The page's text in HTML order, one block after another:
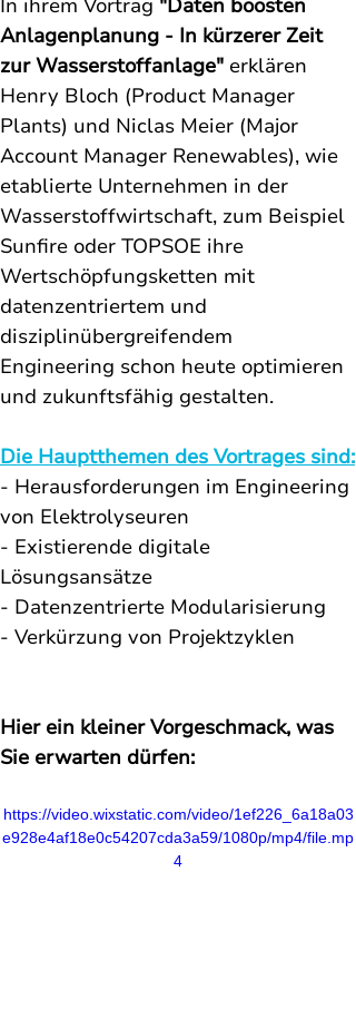
In ihrem Vortrag "Daten boosten
Anlagenplanung - In kürzerer Zeit
zur Wasserstoffanlage" erklären
Henry Bloch (Product Manager
Plants) und Niclas Meier (Major
Account Manager Renewables), wie
etablierte Unternehmen in der
Wasserstoffwirtschaft, zum Beispiel
Sunfire oder TOPSOE ihre
Wertschöpfungsketten mit
datenzentriertem und
disziplinübergreifendem
Engineering schon heute optimieren
und zukunftsfähig gestalten.
Die Hauptthemen des Vortrages sind:
- Herausforderungen im Engineering
von Elektrolyseuren
- Existierende digitale
Lösungsansätze
- Datenzentrierte Modularisierung
- Verkürzung von Projektzyklen
Hier ein kleiner Vorgeschmack, was
Sie erwarten dürfen:
https://video.wixstatic.com/video/1ef226_6a18a03
e928e4af18e0c54207cda3a59/1080p/mp4/file.mp
4